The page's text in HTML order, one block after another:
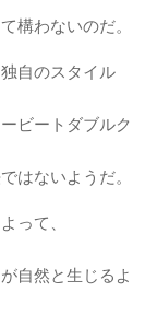
構わないのだ。
自のスタイル
ビートダブルク
はないようだ。
って、
自然と生じるよ